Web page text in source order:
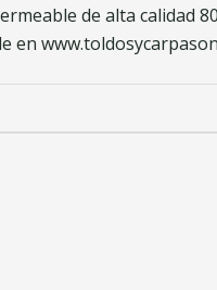
de alta calidad
en